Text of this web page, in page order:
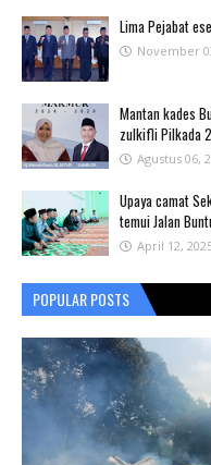
Lima Pejabat
November
Mantan kades
zulkifli Pilkada
Agustus 06,
Upaya camat
temui Jalan
April 12,
POPULAR POSTS